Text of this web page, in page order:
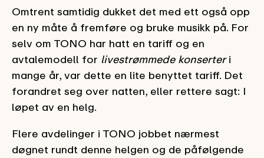
Omtrent samtidig dukket det med ett også opp
en ny måte å fremføre og bruke musikk på. For
selv om TONO har hatt en tariff og en
avtalemodell for livestrømmede konserteri
mange år, var dette en lite benyttet tariff. Det
forandret seg over natten, eller rettere sagt: I
løpet av en helg.
Flere avdelinger i TONO jobbet nærmest
døgnet rundt denne helgen og de påfølgende